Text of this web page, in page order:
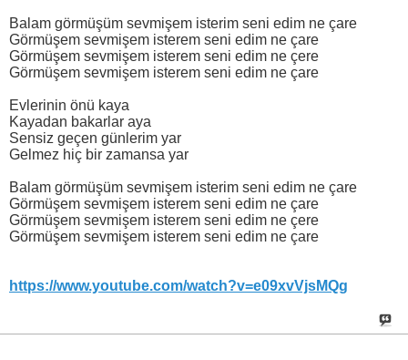
Balam görmüşüm sevmişem isterim seni edim ne çare
Görmüşem sevmişem isterem seni edim ne çare
Görmüşem sevmişem isterem seni edim ne çere
Görmüşem sevmişem isterem seni edim ne çare
Evlerinin önü kaya
Kayadan bakarlar aya
Sensiz geçen günlerim yar
Gelmez hiç bir zamansa yar
Balam görmüşüm sevmişem isterim seni edim ne çare
Görmüşem sevmişem isterem seni edim ne çare
Görmüşem sevmişem isterem seni edim ne çere
Görmüşem sevmişem isterem seni edim ne çare
https://www.youtube.com/watch?v=e09xvVjsMQg